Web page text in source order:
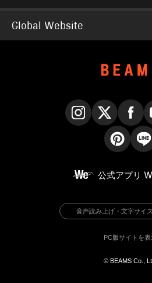
Global Website
公式アプリ
音声読み上げ・文字サイ
PC版サイトを表
© BEAMS Co.,